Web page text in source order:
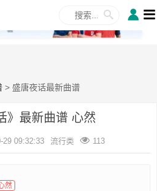
✕
> 盛唐夜话最新曲谱
》最新曲谱 心然
29 09:32:33 流行类 113
然